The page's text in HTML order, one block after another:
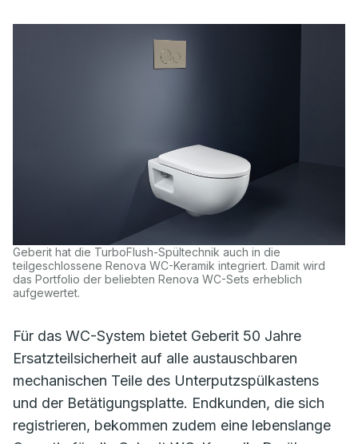
Geberit hat die TurboFlush-Spültechnik auch in die
teilgeschlossene Renova WC-Keramik integriert. Damit wird
das Portfolio der beliebten Renova WC-Sets erheblich
aufgewertet.
Für das WC-System bietet Geberit 50 Jahre
Ersatzteilsicherheit auf alle austauschbaren
mechanischen Teile des Unterputzspülkastens
und der Betätigungsplatte. Endkunden, die sich
registrieren, bekommen zudem eine lebenslange